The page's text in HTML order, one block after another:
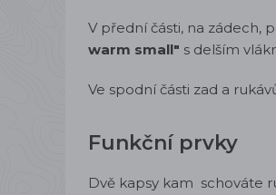
V přední části, na zádech,
warm small" s delším
Ve spodní části zad a
Funkční prvky
Dvě kapsy kam schováte